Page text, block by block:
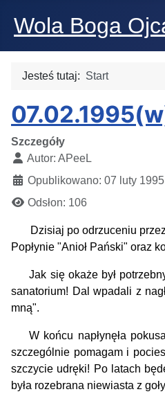
Wola Boga
Jesteś tutaj: Start
Szczegóły
Autor: APeeL
Opublikowano: 07 luty 1995
Odsłon: 106
Dzisiaj po odrzuceniu
Popłynie "Anioł Pański" oraz
Jak się okaże był potrzebny
sanatorium! Dal wpadali z
mną".
W końcu napłynęła
szczególnie pomagam i
szczycie udręki! Po latach
była rozebrana niewiasta z